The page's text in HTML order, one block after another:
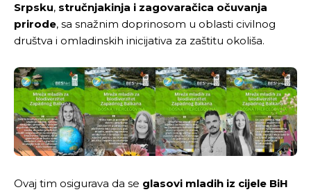
Srpsku, stručnjakinja i zagovaračica očuvanja
prirode, sa snažnim doprinosom u oblasti civilnog
društva i omladinskih inicijativa za zaštitu okoliša.
Ovaj tim osigurava da se glasovi mladih iz cijele BiH